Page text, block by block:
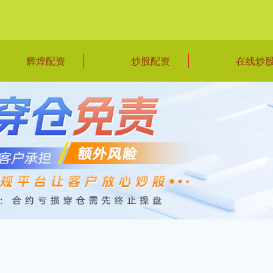
辉煌配资 炒股配资 在线炒